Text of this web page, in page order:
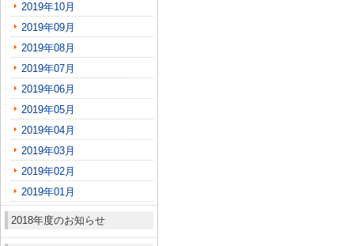
2019年10月
2019年09月
2019年08月
2019年07月
2019年06月
2019年05月
2019年04月
2019年03月
2019年02月
2019年01月
2018年度のお知らせ